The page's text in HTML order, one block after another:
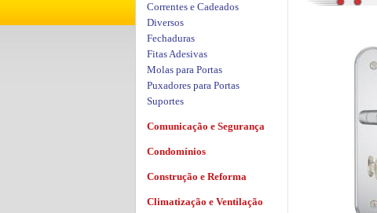
Correntes e Cadeados
Diversos
Fechaduras
Fitas Adesivas
Molas para Portas
Puxadores para Portas
Suportes
Comunicação e Segurança
Condomínios
Construção e Reforma
Climatização e Ventilação